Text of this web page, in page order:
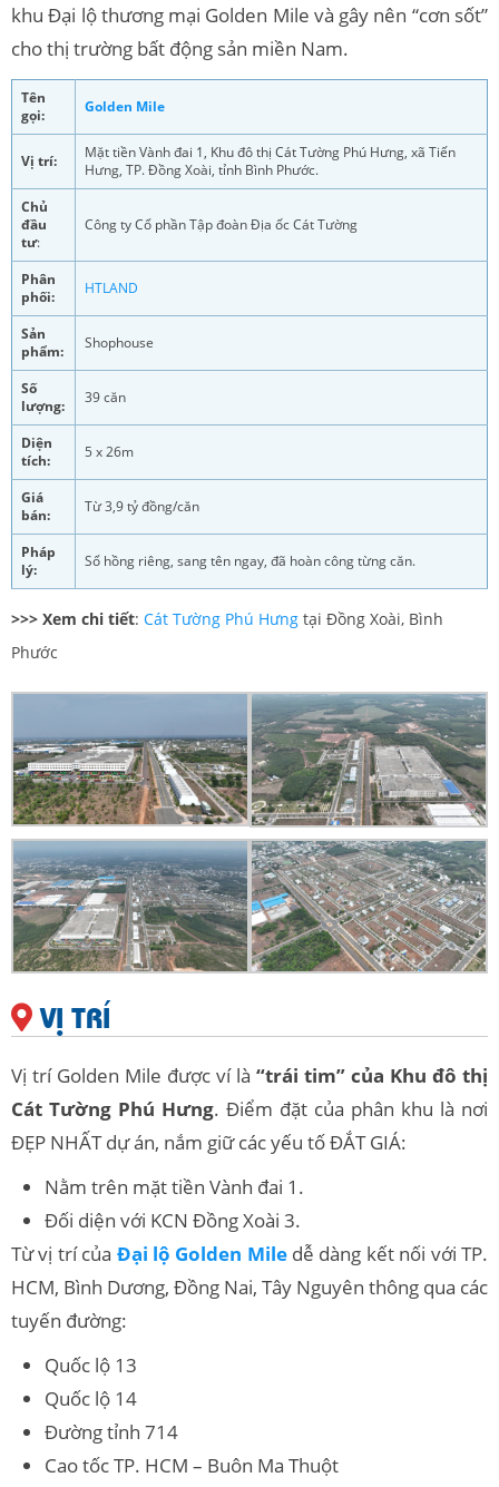
khu Đại lộ thương mại Golden Mile và gây nên “cơn sốt”
cho thị trường bất động sản miền Nam.
Tên
gọi:
Golden Mile
Vị trí:
Mặt tiền Vành đai 1, Khu đô thị Cát Tường Phú Hưng, xã Tiến
Hưng, TP. Đồng Xoài, tỉnh Bình Phước.
Chủ
đầu
tư:
Công ty Cổ phần Tập đoàn Địa ốc Cát Tường
Phân
phối:
HTLAND
Sản
phẩm:
Shophouse
Số
lượng:
39 căn
Diện
tích:
5 x 26m
Giá
bán:
Từ 3,9 tỷ đồng/căn
Pháp
lý:
Sổ hồng riêng, sang tên ngay, đã hoàn công từng căn.
>>> Xem chi tiết: Cát Tường Phú Hưng tại Đồng Xoài, Bình
Phước
VỊ TRÍ
Vị trí Golden Mile được ví là “trái tim” của Khu đô thị
Cát Tường Phú Hưng. Điểm đặt của phân khu là nơi
ĐẸP NHẤT dự án, nắm giữ các yếu tố ĐẮT GIÁ:
Nằm trên mặt tiền Vành đai 1.
Đối diện với KCN Đồng Xoài 3.
Từ vị trí của Đại lộ Golden Miledễ dàng kết nối với TP.
HCM, Bình Dương, Đồng Nai, Tây Nguyên thông qua các
tuyến đường:
Quốc lộ 13
Quốc lộ 14
Đường tỉnh 714
Cao tốc TP. HCM – Buôn Ma Thuột